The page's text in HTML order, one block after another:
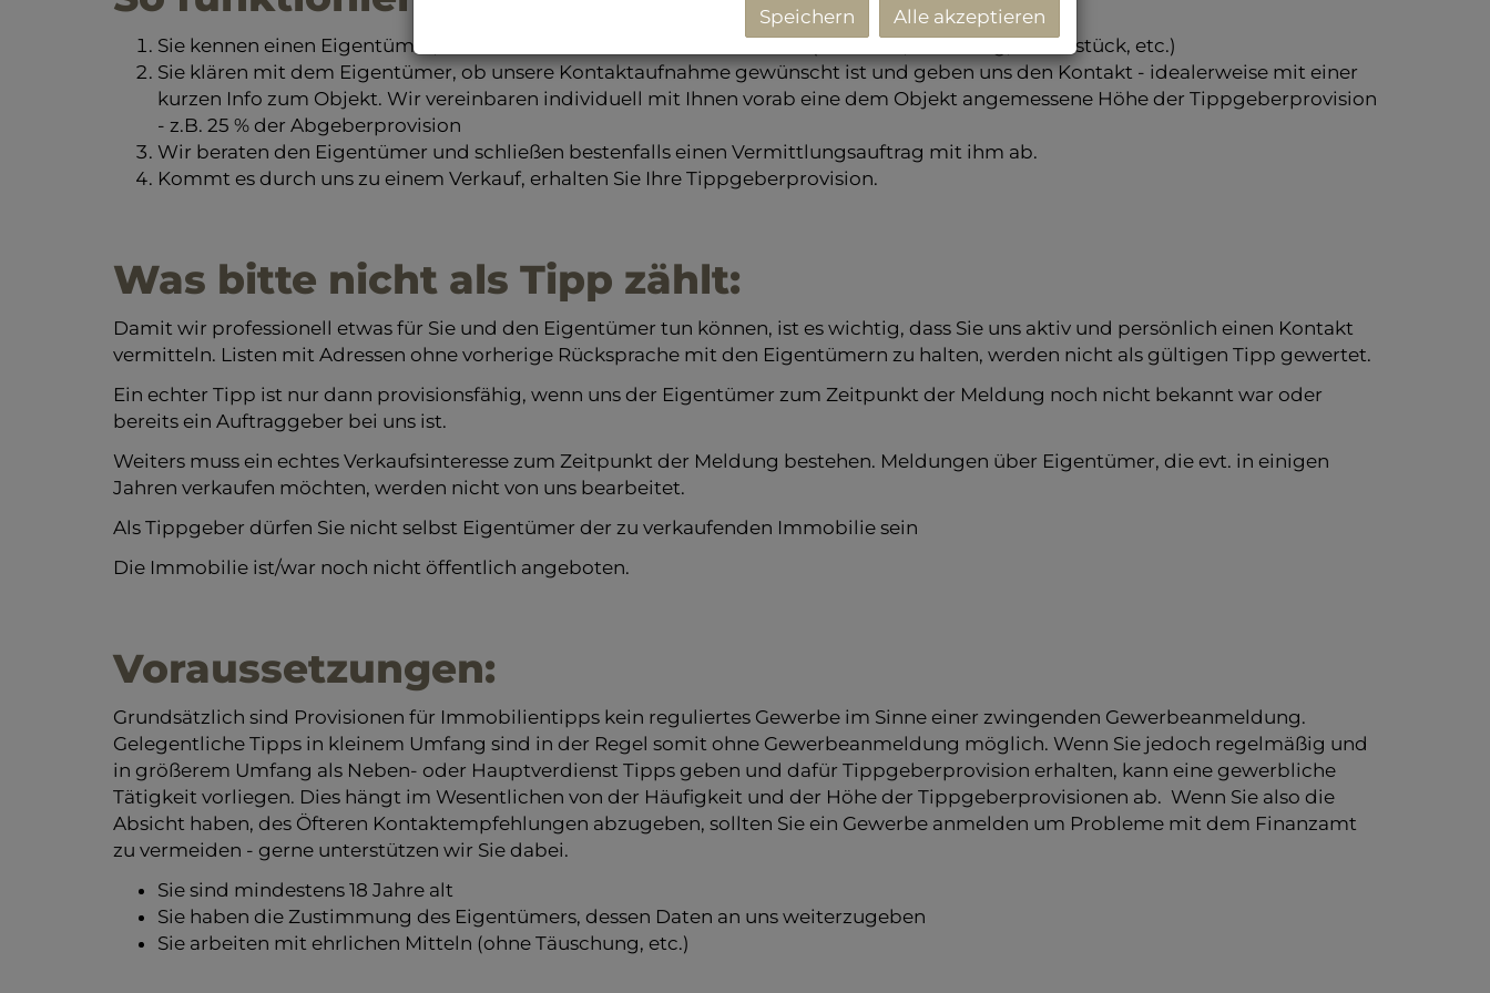
Sie kennen einen Eigentümer, der seine Immobilie verkaufen möchte (z.B. Haus, Wohnung, Grundstück, etc.)
Sie klären mit dem Eigentümer, ob unsere Kontaktaufnahme gewünscht ist und geben uns den Kontakt - idealerweise mit einer
kurzen Info zum Objekt. Wir vereinbaren individuell mit Ihnen vorab eine dem Objekt angemessene Höhe der Tippgeberprovision
- z.B. 25 % der Abgeberprovision
Wir beraten den Eigentümer und schließen bestenfalls einen Vermittlungsauftrag mit ihm ab.
Kommt es durch uns zu einem Verkauf, erhalten Sie Ihre Tippgeberprovision.
Was bitte nicht als Tipp zählt:
Damit wir professionell etwas für Sie und den Eigentümer tun können, ist es wichtig, dass Sie uns aktiv und persönlich einen Kontakt
vermitteln. Listen mit Adressen ohne vorherige Rücksprache mit den Eigentümern zu halten, werden nicht als gültigen Tipp gewertet.
Ein echter Tipp ist nur dann provisionsfähig, wenn uns der Eigentümer zum Zeitpunkt der Meldung noch nicht bekannt war oder
bereits ein Auftraggeber bei uns ist.
Weiters muss ein echtes Verkaufsinteresse zum Zeitpunkt der Meldung bestehen. Meldungen über Eigentümer, die evt. in einigen
Jahren verkaufen möchten, werden nicht von uns bearbeitet.
Als Tippgeber dürfen Sie nicht selbst Eigentümer der zu verkaufenden Immobilie sein
Die Immobilie ist/war noch nicht öffentlich angeboten.
Voraussetzungen:
Grundsätzlich sind Provisionen für Immobilientipps kein reguliertes Gewerbe im Sinne einer zwingenden Gewerbeanmeldung.
Gelegentliche Tipps in kleinem Umfang sind in der Regel somit ohne Gewerbeanmeldung möglich. Wenn Sie jedoch regelmäßig und
in größerem Umfang als Neben- oder Hauptverdienst Tipps geben und dafür Tippgeberprovision erhalten, kann eine gewerbliche
Tätigkeit vorliegen. Dies hängt im Wesentlichen von der Häufigkeit und der Höhe der Tippgeberprovisionen ab. Wenn Sie also die
Absicht haben, des Öfteren Kontaktempfehlungen abzugeben, sollten Sie ein Gewerbe anmelden um Probleme mit dem Finanzamt
zu vermeiden - gerne unterstützen wir Sie dabei.
Sie sind mindestens 18 Jahre alt
Sie haben die Zustimmung des Eigentümers, dessen Daten an uns weiterzugeben
Sie arbeiten mit ehrlichen Mitteln (ohne Täuschung, etc.)
Speichern Alle akzeptieren